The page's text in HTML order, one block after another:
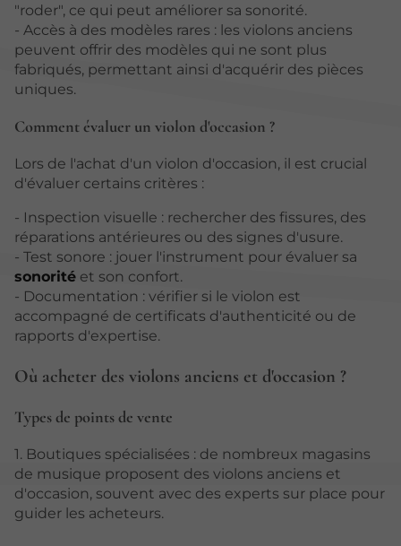
"roder", ce qui peut améliorer sa sonorité.
- Accès à des modèles rares : les violons anciens
peuvent offrir des modèles qui ne sont plus
fabriqués, permettant ainsi d'acquérir des pièces
uniques.
Comment évaluer un violon d'occasion ?
Lors de l'achat d'un violon d'occasion, il est crucial
d'évaluer certains critères :
- Inspection visuelle : rechercher des fissures, des
réparations antérieures ou des signes d'usure.
- Test sonore : jouer l'instrument pour évaluer sa
sonorité et son confort.
- Documentation : vérifier si le violon est
accompagné de certificats d'authenticité ou de
rapports d'expertise.
Où acheter des violons anciens et d'occasion ?
Types de points de vente
1. Boutiques spécialisées : de nombreux magasins
de musique proposent des violons anciens et
d'occasion, souvent avec des experts sur place pour
guider les acheteurs.